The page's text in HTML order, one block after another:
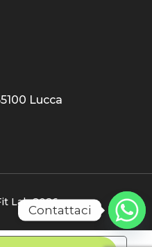
Lucca
Lab 2026
Contattaci